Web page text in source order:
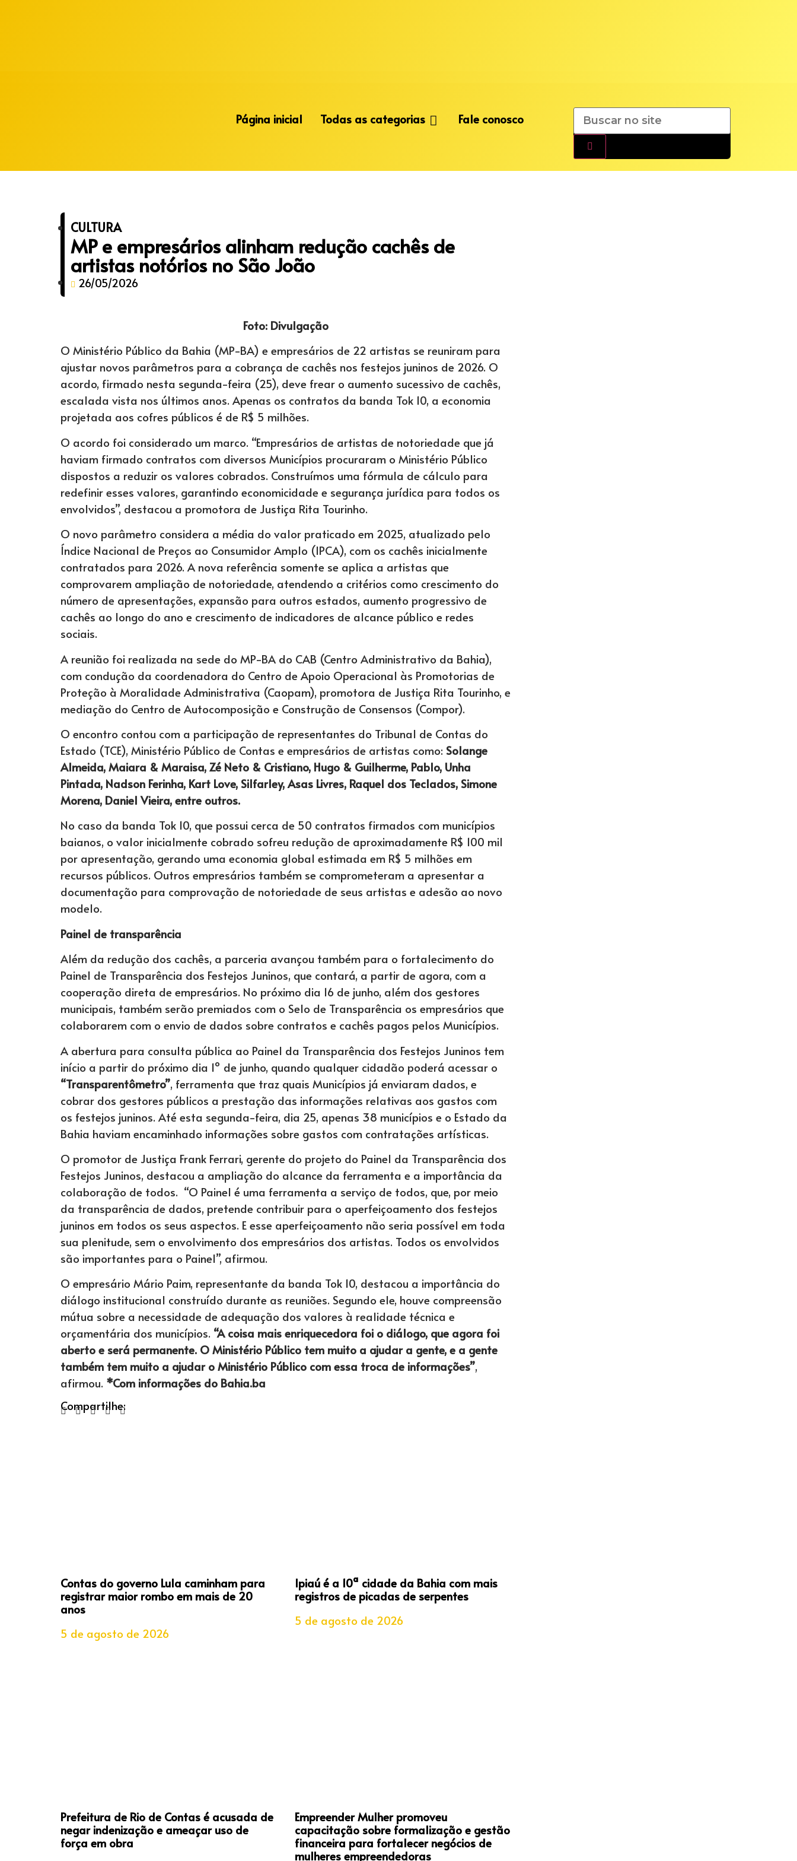
Página inicial Todas as categorias Fale conosco
CULTURA
MP e empresários alinham redução cachês de
artistas notórios no São João
26/05/2026
Foto: Divulgação
O Ministério Público da Bahia (MP-BA) e empresários de 22 artistas se reuniram para
ajustar novos parâmetros para a cobrança de cachês nos festejos juninos de 2026. O
acordo, firmado nesta segunda-feira (25), deve frear o aumento sucessivo de cachês,
escalada vista nos últimos anos. Apenas os contratos da banda Tok 10, a economia
projetada aos cofres públicos é de R$ 5 milhões.
O acordo foi considerado um marco. “Empresários de artistas de notoriedade que já
haviam firmado contratos com diversos Municípios procuraram o Ministério Público
dispostos a reduzir os valores cobrados. Construímos uma fórmula de cálculo para
redefinir esses valores, garantindo economicidade e segurança jurídica para todos os
envolvidos”, destacou a promotora de Justiça Rita Tourinho.
O novo parâmetro considera a média do valor praticado em 2025, atualizado pelo
Índice Nacional de Preços ao Consumidor Amplo (IPCA), com os cachês inicialmente
contratados para 2026. A nova referência somente se aplica a artistas que
comprovarem ampliação de notoriedade, atendendo a critérios como crescimento do
número de apresentações, expansão para outros estados, aumento progressivo de
cachês ao longo do ano e crescimento de indicadores de alcance público e redes
sociais.
A reunião foi realizada na sede do MP-BA do CAB (Centro Administrativo da Bahia),
com condução da coordenadora do Centro de Apoio Operacional às Promotorias de
Proteção à Moralidade Administrativa (Caopam), promotora de Justiça Rita Tourinho, e
mediação do Centro de Autocomposição e Construção de Consensos (Compor).
O encontro contou com a participação de representantes do Tribunal de Contas do
Estado (TCE), Ministério Público de Contas e empresários de artistas como: Solange
Almeida, Maiara & Maraisa, Zé Neto & Cristiano, Hugo & Guilherme, Pablo, Unha
Pintada, Nadson Ferinha, Kart Love, Silfarley, Asas Livres, Raquel dos Teclados, Simone
Morena, Daniel Vieira, entre outros.
No caso da banda Tok 10, que possui cerca de 50 contratos firmados com municípios
baianos, o valor inicialmente cobrado sofreu redução de aproximadamente R$ 100 mil
por apresentação, gerando uma economia global estimada em R$ 5 milhões em
recursos públicos. Outros empresários também se comprometeram a apresentar a
documentação para comprovação de notoriedade de seus artistas e adesão ao novo
modelo.
Painel de transparência
Além da redução dos cachês, a parceria avançou também para o fortalecimento do
Painel de Transparência dos Festejos Juninos, que contará, a partir de agora, com a
cooperação direta de empresários. No próximo dia 16 de junho, além dos gestores
municipais, também serão premiados com o Selo de Transparência os empresários que
colaborarem com o envio de dados sobre contratos e cachês pagos pelos Municípios.
A abertura para consulta pública ao Painel da Transparência dos Festejos Juninos tem
início a partir do próximo dia 1º de junho, quando qualquer cidadão poderá acessar o
“Transparentômetro”, ferramenta que traz quais Municípios já enviaram dados, e
cobrar dos gestores públicos a prestação das informações relativas aos gastos com
os festejos juninos. Até esta segunda-feira, dia 25, apenas 38 municípios e o Estado da
Bahia haviam encaminhado informações sobre gastos com contratações artísticas.
O promotor de Justiça Frank Ferrari, gerente do projeto do Painel da Transparência dos
Festejos Juninos, destacou a ampliação do alcance da ferramenta e a importância da
colaboração de todos. “O Painel é uma ferramenta a serviço de todos, que, por meio
da transparência de dados, pretende contribuir para o aperfeiçoamento dos festejos
juninos em todos os seus aspectos. E esse aperfeiçoamento não seria possível em toda
sua plenitude, sem o envolvimento dos empresários dos artistas. Todos os envolvidos
são importantes para o Painel”, afirmou.
O empresário Mário Paim, representante da banda Tok 10, destacou a importância do
diálogo institucional construído durante as reuniões. Segundo ele, houve compreensão
mútua sobre a necessidade de adequação dos valores à realidade técnica e
orçamentária dos municípios. “A coisa mais enriquecedora foi o diálogo, que agora foi
aberto e será permanente. O Ministério Público tem muito a ajudar a gente, e a gente
também tem muito a ajudar o Ministério Público com essa troca de informações”,
afirmou. *Com informações do Bahia.ba
Compartilhe:
Contas do governo Lula caminham para
registrar maior rombo em mais de 20
anos
5 de agosto de 2026
Ipiaú é a 10ª cidade da Bahia com mais
registros de picadas de serpentes
5 de agosto de 2026
Prefeitura de Rio de Contas é acusada de
negar indenização e ameaçar uso de
força em obra
Empreender Mulher promoveu
capacitação sobre formalização e gestão
financeira para fortalecer negócios de
mulheres empreendedoras